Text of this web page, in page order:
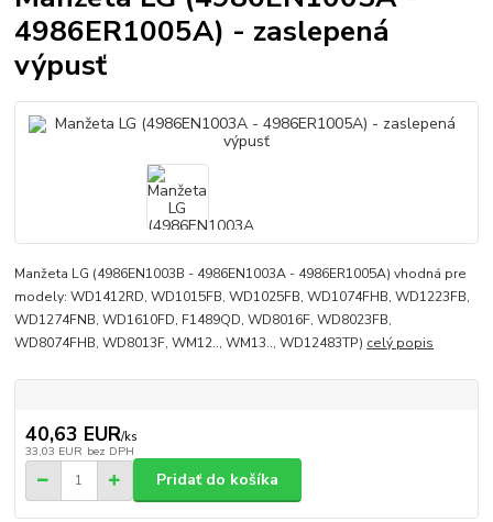
4986ER1005A) - zaslepená
výpusť
Manžeta LG (4986EN1003B - 4986EN1003A - 4986ER1005A) vhodná pre
modely: WD1412RD, WD1015FB, WD1025FB, WD1074FHB, WD1223FB,
WD1274FNB, WD1610FD, F1489QD, WD8016F, WD8023FB,
WD8074FHB, WD8013F, WM12.., WM13.., WD12483TP) celý popis
40,63 EUR/ks
33,03 EUR bez DPH
Pridať do košíka